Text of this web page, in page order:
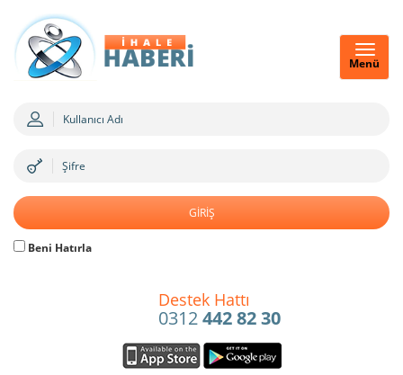
Menü
Beni Hatırla
Destek Hattı
0312442 82 30